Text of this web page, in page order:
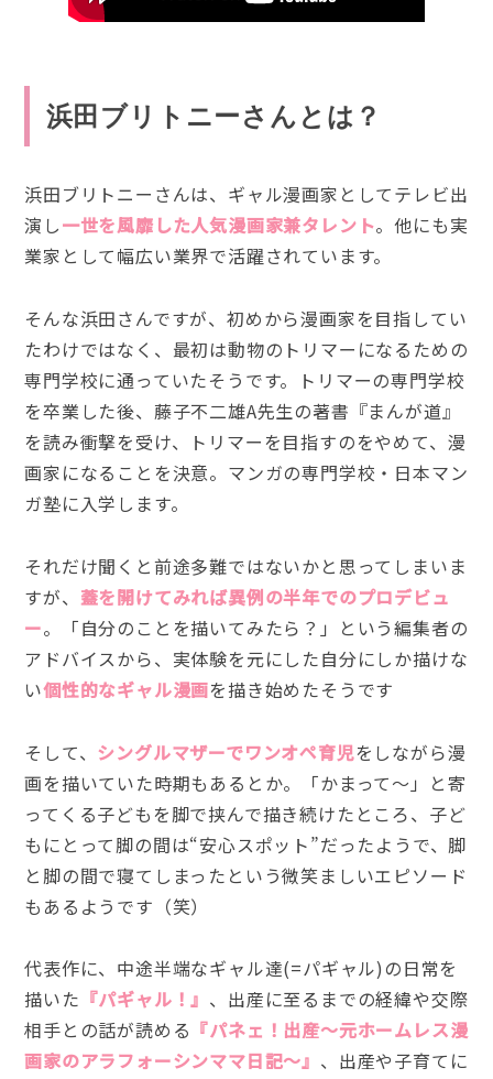
浜田ブリトニーさんとは？
浜田ブリトニーさんは、ギャル漫画家としてテレビ出
演し一世を風靡した人気漫画家兼タレント。他にも実
業家として幅広い業界で活躍されています。
そんな浜田さんですが、初めから漫画家を目指してい
たわけではなく、最初は動物のトリマーになるための
専門学校に通っていたそうです。トリマーの専門学校
を卒業した後、藤子不二雄A先生の著書『まんが道』
を読み衝撃を受け、トリマーを目指すのをやめて、漫
画家になることを決意。マンガの専門学校・日本マン
ガ塾に入学します。
それだけ聞くと前途多難ではないかと思ってしまいま
すが、 蓋を開けてみれば異例の半年でのプロデビュ
ー。「自分のことを描いてみたら？」という編集者の
アドバイスから、実体験を元にした自分にしか描けな
い個性的なギャル漫画を描き始めたそうです
そして、 シングルマザーでワンオペ育児をしながら漫
画を描いていた時期もあるとか。「かまって〜」と寄
ってくる子どもを脚で挟んで描き続けたところ、子ど
もにとって脚の間は“安心スポット”だったようで、脚
と脚の間で寝てしまったという微笑ましいエピソード
もあるようです（笑）
代表作に、中途半端なギャル達(=パギャル)の日常を
描いた 『パギャル！』 、出産に至るまでの経緯や交際
相手との話が読める 『パネェ！出産～元ホームレス漫
画家のアラフォーシンママ日記～』 、出産や子育てに